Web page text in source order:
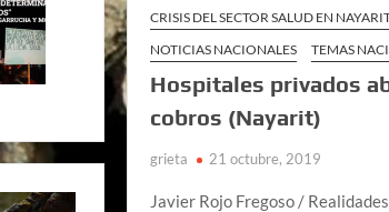
CRISIS DEL SECTOR SALUD EN
NOTICIAS NACIONALES
TEMAS
Hospitales privados
cobros (Nayarit)
grieta 21 octubre, 2019
Javier Rojo Fregoso /